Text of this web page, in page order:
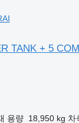
TANK + 5
용량 18,950 kg 차